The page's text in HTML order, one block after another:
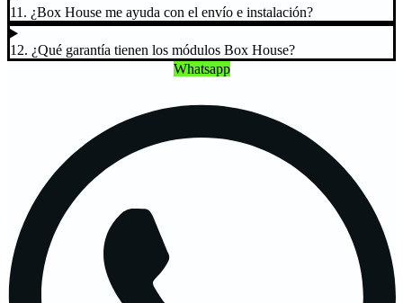
11. ¿Box House me ayuda con el envío e instalación?
12. ¿Qué garantía tienen los módulos Box House?
Whatsapp